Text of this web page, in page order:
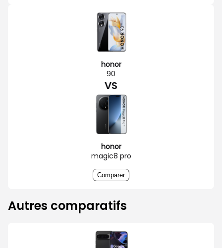
honor
90
VS
honor
magic8 pro
Comparer
Autres comparatifs